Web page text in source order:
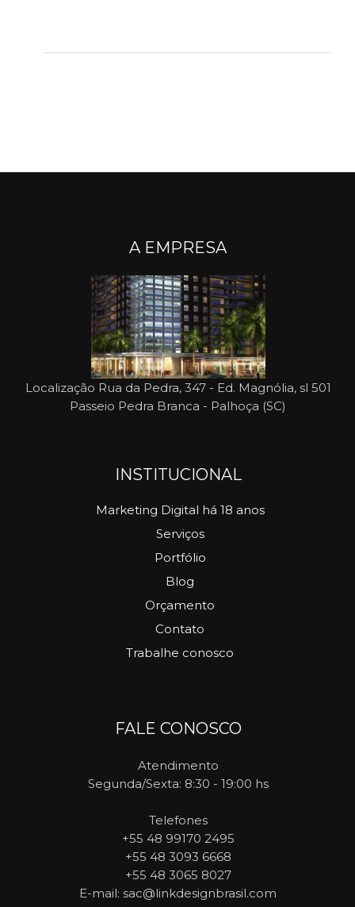
A EMPRESA
Localização Rua da Pedra, 347 - Ed. Magnólia, sl 501
Passeio Pedra Branca - Palhoça (SC)
INSTITUCIONAL
Marketing Digital há 18 anos
Serviços
Portfólio
Blog
Orçamento
Contato
Trabalhe conosco
FALE CONOSCO
Atendimento
Segunda/Sexta: 8:30 - 19:00 hs
Telefones
+55 48 99170 2495
+55 48 3093 6668
+55 48 3065 8027
E-mail: sac@linkdesignbrasil.com